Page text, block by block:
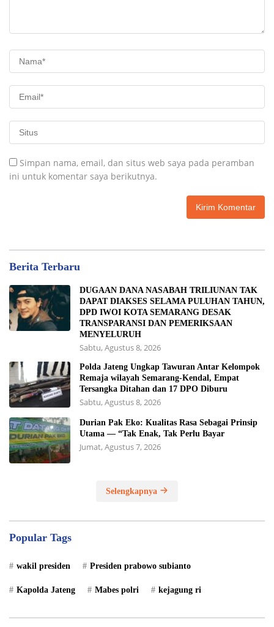
Simpan nama, email, dan situs web saya pada peramban
ini untuk komentar saya berikutnya.
Berita Terbaru
DUGAAN DANA NASABAH TRILIUNAN TAK
DAPAT DIAKSES SELAMA PULUHAN TAHUN,
DPD IWOI KOTA SEMARANG DESAK
TRANSPARANSI DAN PEMERIKSAAN
MENYELURUH
Sabtu, Agustus 8, 2026
Polda Jateng Ungkap Tawuran Antar Kelompok
Remaja wilayah Semarang-Kendal, Empat
Tersangka Ditahan dan 17 DPO Diburu
Sabtu, Agustus 8, 2026
Durian Pak Eko: Kualitas Rasa Sebagai Prinsip
Utama — “Tak Enak, Tak Perlu Bayar
Jumat, Agustus 7, 2026
Selengkapnya
Popular Tags
wakil presiden Presiden prabowo subianto
Kapolda Jateng Mabes polri kejagung ri